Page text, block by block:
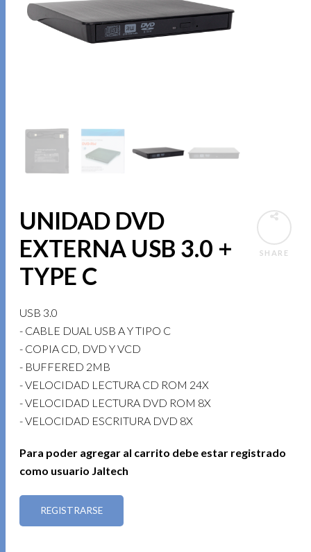
SHARE
UNIDAD DVD
EXTERNA USB 3.0 +
TYPE C
USB 3.0
- CABLE DUAL USB A Y TIPO C
- COPIA CD, DVD Y VCD
- BUFFERED 2MB
- VELOCIDAD LECTURA CD ROM 24X
- VELOCIDAD LECTURA DVD ROM 8X
- VELOCIDAD ESCRITURA DVD 8X
Para poder agregar al carrito debe estar registrado
como usuario Jaltech
REGISTRARSE